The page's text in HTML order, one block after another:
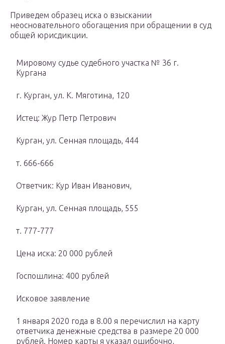
Приведем образец иска о взыскании
неосновательного обогащения при обращении в суд
общей юрисдикции.
Мировому судье судебного участка № 36 г.
Кургана
г. Курган, ул. К. Мяготина, 120
Истец: Жур Петр Петрович
Курган, ул. Сенная площадь, 444
т. 666-666
Ответчик: Кур Иван Иванович,
Курган, ул. Сенная площадь, 555
т. 777-777
Цена иска: 20 000 рублей
Госпошлина: 400 рублей
Исковое заявление
1 января 2020 года в 8.00 я перечислил на карту
ответчика денежные средства в размере 20 000
рублей. Номер карты я указал ошибочно,